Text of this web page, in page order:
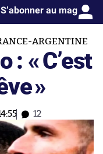
S’abonner au mag
ARGENTINE
: «C’est
»
12